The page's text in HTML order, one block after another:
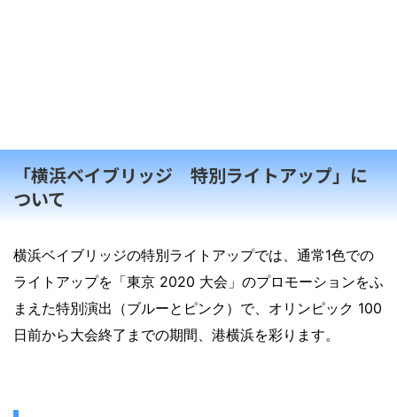
「横浜ベイブリッジ 特別ライトアップ」に
ついて
横浜ベイブリッジの特別ライトアップでは、通常1色での
ライトアップを「東京 2020 大会」のプロモーションをふ
まえた特別演出（ブルーとピンク）で、オリンピック 100
日前から大会終了までの期間、港横浜を彩ります。